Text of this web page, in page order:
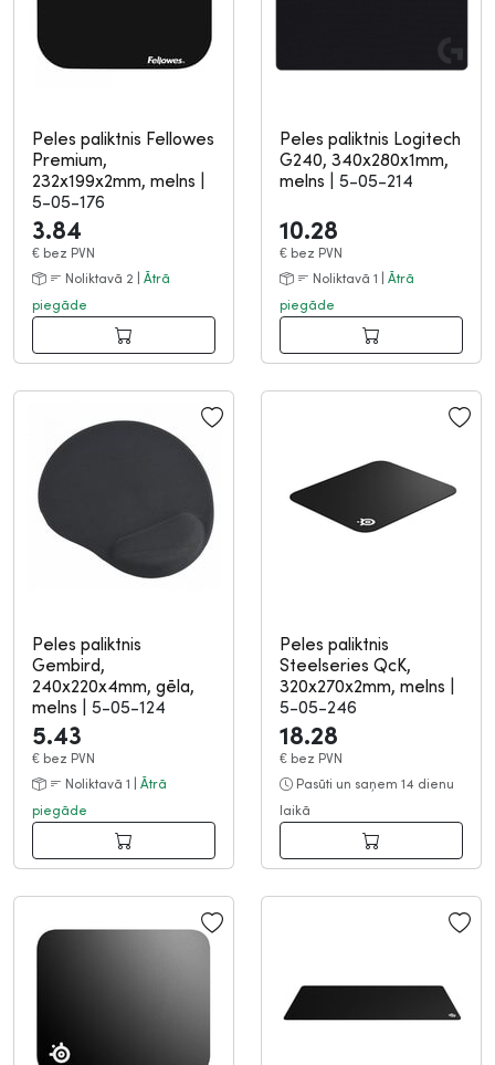
Peles paliktnis Fellowes
Premium,
232x199x2mm, melns
5-05-176
3.84
€ bez PVN
Noliktavā 2 | Ātrā
piegāde
Peles paliktnis Logitech
G240, 340x280x1mm,
melns
5-05-214
10.28
€ bez PVN
Noliktavā 1 | Ātrā
piegāde
Peles paliktnis
Gembird,
240x220x4mm, gēla,
melns
5-05-124
5.43
€ bez PVN
Noliktavā 1 | Ātrā
piegāde
Peles paliktnis
Steelseries QcK,
320x270x2mm, melns
5-05-246
18.28
€ bez PVN
Pasūti un saņem 14 dienu
laikā